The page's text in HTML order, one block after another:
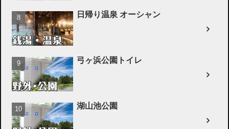
日帰り温泉 オーシャン
弓ヶ浜公園トイレ
湖山池公園